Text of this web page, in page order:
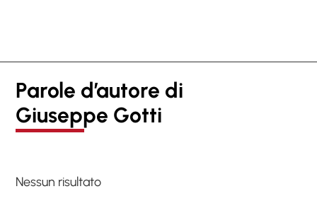
Parole d’autore di
Giuseppe Gotti
Nessun risultato